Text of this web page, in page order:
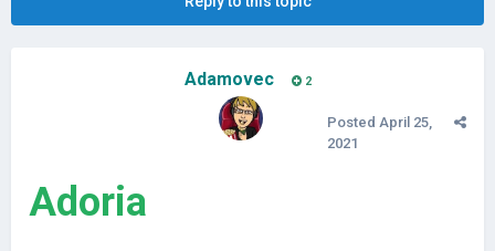
Adamovec 2
Posted April 25,
2021
Adoria